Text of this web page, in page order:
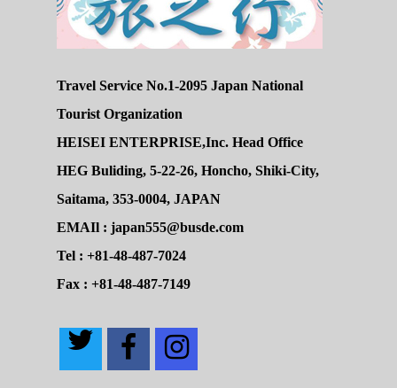
Travel Service No.1-2095 Japan National
Tourist Organization
HEISEI ENTERPRISE,Inc. Head Office
HEG Buliding, 5-22-26, Honcho, Shiki-City,
Saitama, 353-0004, JAPAN
EMAIl : japan555@busde.com
Tel : +81-48-487-7024
Fax : +81-48-487-7149